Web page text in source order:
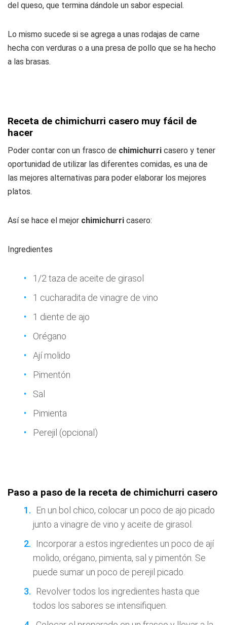
del queso, que termina dándole un sabor especial.
Lo mismo sucede si se agrega a unas rodajas de carne
hecha con verduras o a una presa de pollo que se ha hecho
a las brasas.
Receta de chimichurri casero muy fácil de
hacer
Poder contar con un frasco de chimichurri casero y tener
oportunidad de utilizar las diferentes comidas, es una de
las mejores alternativas para poder elaborar los mejores
platos.
Así se hace el mejor chimichurri casero:
Ingredientes
1/2 taza de aceite de girasol
1 cucharadita de vinagre de vino
1 diente de ajo
Orégano
Ají molido
Pimentón
Sal
Pimienta
Perejil (opcional)
Paso a paso de la receta de chimichurri casero
En un bol chico, colocar un poco de ajo picado
junto a vinagre de vino y aceite de girasol.
Incorporar a estos ingredientes un poco de ají
molido, orégano, pimienta, sal y pimentón. Se
puede sumar un poco de perejil picado.
Revolver todos los ingredientes hasta que
todos los sabores se intensifiquen.